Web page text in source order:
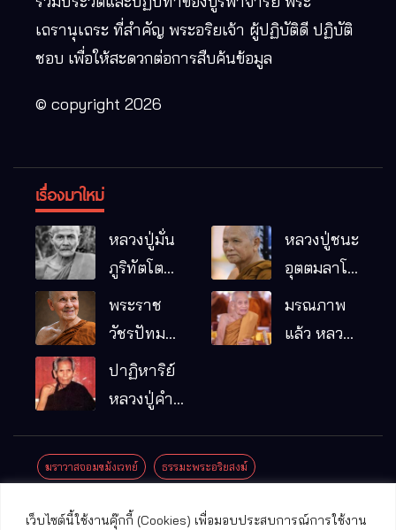
เว็บไซต์นี้ใช้งานคุ๊กกี้ (Cookies) เพื่อมอบประสบการณ์การใช้งาน
เถรานุเถระ ที่สำคัญ พระอริยเจ้า ผู้ปฏิบัติดี ปฏิบัติ
ชอบ เพื่อให้สะดวกต่อการสืบค้นข้อมูล
© copyright 2026
เรื่องมาใหม่
หลวงปู่มั่น
ภูริทัตโต
พระอริยเจ้า
ผู้เป็นบิดา
รมฐาน
หลวงปู่ชนะ
อุตตมลาโภ
หมากอื๋อ
พระราช
วัชรปัทม
คุณ (หลวง
ปู่บัวเกตุ
แล้ว วัดป่า
มรณภาพ
แล้ว หลวง
ปาฏิหาริย์
หลวงปู่คำ
มณี
ฆราวาสจอมขมังเวทย์ ธรรมะพระอริยสงฆ์